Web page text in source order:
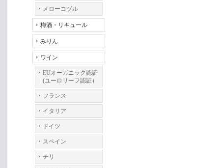
メローコヅル
梅酒・リキュール
みりん
ワイン
EUオーガニック認証
(ユーロリーフ認証）
フランス
イタリア
ドイツ
スペイン
チリ